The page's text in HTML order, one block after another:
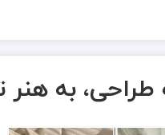
طراحی، به